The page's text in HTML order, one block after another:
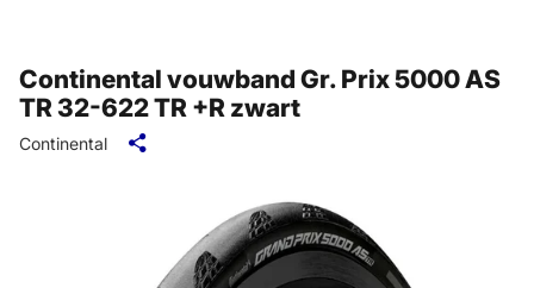
Continental vouwband Gr. Prix 5000 AS
TR 32-622 TR +R zwart
Continental